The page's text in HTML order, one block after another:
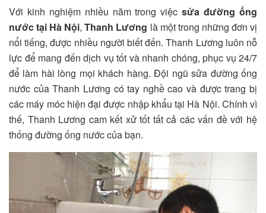
Với kinh nghiệm nhiều năm trong việcsửa đường ống
nước tại Hà Nội,Thanh Lương là một trong những đơn vị
nổi tiếng, được nhiều người biết đến. Thanh Lương luôn nỗ
lực để mang đến dịch vụ tốt và nhanh chóng, phục vụ 24/7
để làm hài lòng mọi khách hàng. Đội ngũ sửa đường ống
nước của Thanh Lương có tay nghề cao và được trang bị
các máy móc hiện đại được nhập khẩu tại Hà Nội. Chính vì
thế, Thanh Lương cam kết xử tốt tất cả các vấn đề với hệ
thống đường ống nước của bạn.